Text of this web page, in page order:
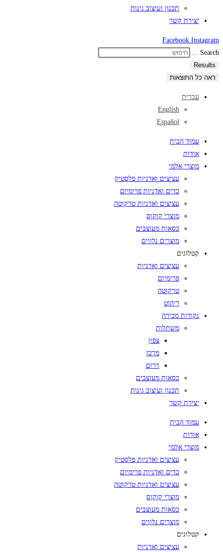
תכנון ועיצוב גינות
יצירת קשר
Facebook Instagram
Search ...
Results
ראה כל התוצאות
עברית
English
Español
עמוד הבית
אודות
מוצרי אלמי
עציצים ואדניות פלסטיק
כדים ואדניות פרימיום
עציצים ואדניות טרקוטה
מוצרי קוקוס
כסאות מעוצבים
מוצרים נלווים
קטלוגים
עציצים ואדניות
פרימיום
טרקוטה
ריהוט
נקודות מכירה
משתלות
צפון
מרכז
דרום
כסאות מעוצבים
תכנון ועיצוב גינות
יצירת קשר
עמוד הבית
אודות
מוצרי אלמי
עציצים ואדניות פלסטיק
כדים ואדניות פרימיום
עציצים ואדניות טרקוטה
מוצרי קוקוס
כסאות מעוצבים
מוצרים נלווים
קטלוגים
עציצים ואדניות